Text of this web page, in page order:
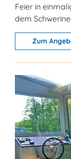
Feier in
dem
Zum